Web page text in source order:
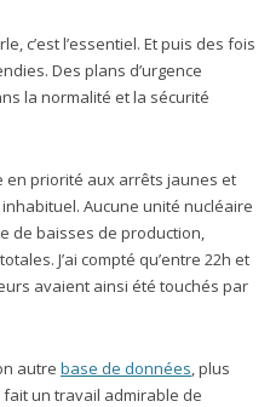
c’est l’essentiel. Et puis des fois
Des plans d’urgence
la normalité et la sécurité
en priorité aux arrêts jaunes et
Aucune unité nucléaire
de baisses de production,
J’ai compté qu’entre 22h et
avaient ainsi été touchés par
autre base de données, plus
fait un travail admirable de